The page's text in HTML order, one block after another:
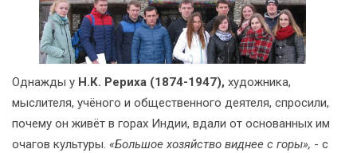
Однажды у Н.К. Рериха (1874-1947), художника,
мыслителя, учёного и общественного деятеля, спросили,
почему он живёт в горах Индии, вдали от основанных им
очагов культуры. «Большое хозяйство виднее с горы», - с